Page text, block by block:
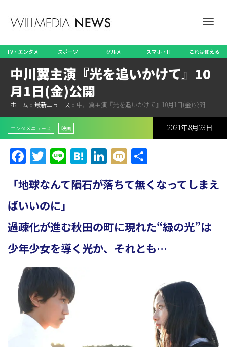
ゲ
TV・エンタメ スポーツ グルメ スマホ・IT これは使える
中川翼主演『光を追いかけて』10
月1日(金)公開
ホーム » 最新ニュース » 中川翼主演『光を追いかけて』10月1日(金)公開
エンタメニュース 映画 2021年8月23日
Facebook
Twitter
LineHatena
LinkedIn
Mixi
「地球なんて隕石が落ちて無くなってしまえ
ばいいのに」
過疎化が進む秋田の町に現れた“緑の光”は
少年少女を導く光か、それとも…